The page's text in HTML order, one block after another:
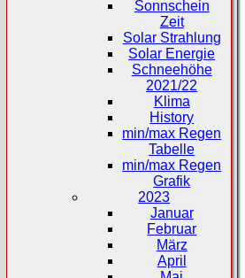
Sonnschein
Zeit
Solar Strahlung
Solar Energie
Schneehöhe
2021/22
Klima
History
min/max Regen
Tabelle
min/max Regen
Grafik
2023
Januar
Februar
März
April